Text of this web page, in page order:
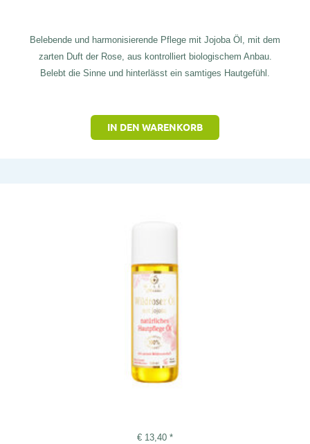
Belebende und harmonisierende Pflege mit Jojoba Öl, mit dem
zarten Duft der Rose, aus kontrolliert biologischem Anbau.
Belebt die Sinne und hinterlässt ein samtiges Hautgefühl.
IN DEN WARENKORB
€ 13,40 *